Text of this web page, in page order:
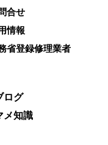
合せ
情報
省登録修理業者
ログ
メ知識